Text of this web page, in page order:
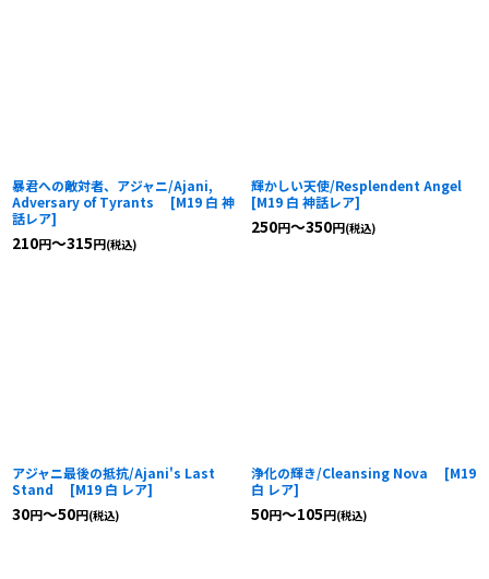
暴君への敵対者、アジャニ/Ajani,
Adversary of Tyrants
[M19 白 神
話レア]
210円～315円(税込)
輝かしい天使/Resplendent Angel
[M19 白 神話レア]
250円～350円(税込)
アジャニ最後の抵抗/Ajani's Last
Stand
[M19 白 レア]
30円～50円(税込)
浄化の輝き/Cleansing Nova [M19
白 レア]
50円～105円(税込)